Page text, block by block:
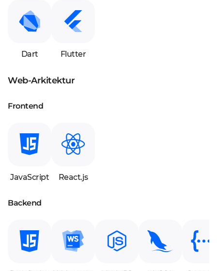
Dart Flutter
Web-Arkitektur
Frontend
JavaScript React.js
Backend